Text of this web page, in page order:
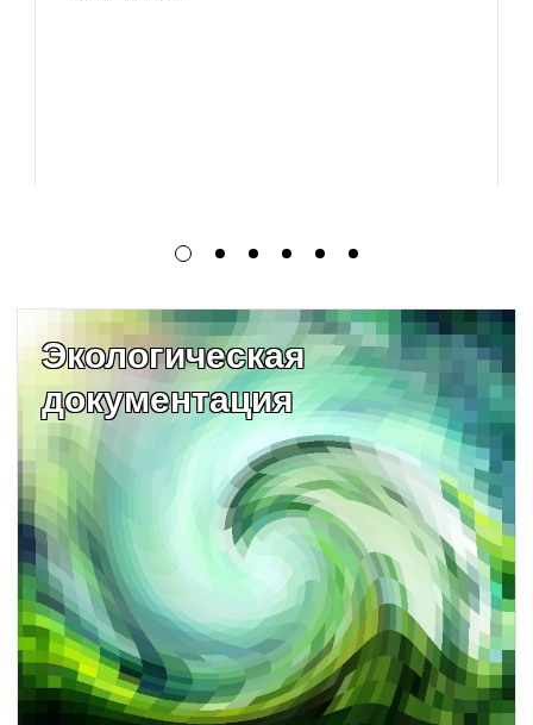
Экологическая
документация